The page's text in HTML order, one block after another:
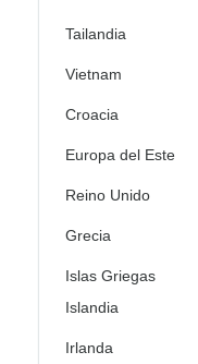
Tailandia
Vietnam
Croacia
Europa del Este
Reino Unido
Grecia
Islas Griegas
Islandia
Irlanda